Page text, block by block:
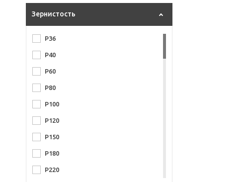
Зернистость
P36
P40
P60
P80
P100
P120
P150
P180
P220